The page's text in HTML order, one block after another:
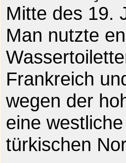
Mitte des 19.
Man nutzte
Frankreich
wegen der
eine
türkischen